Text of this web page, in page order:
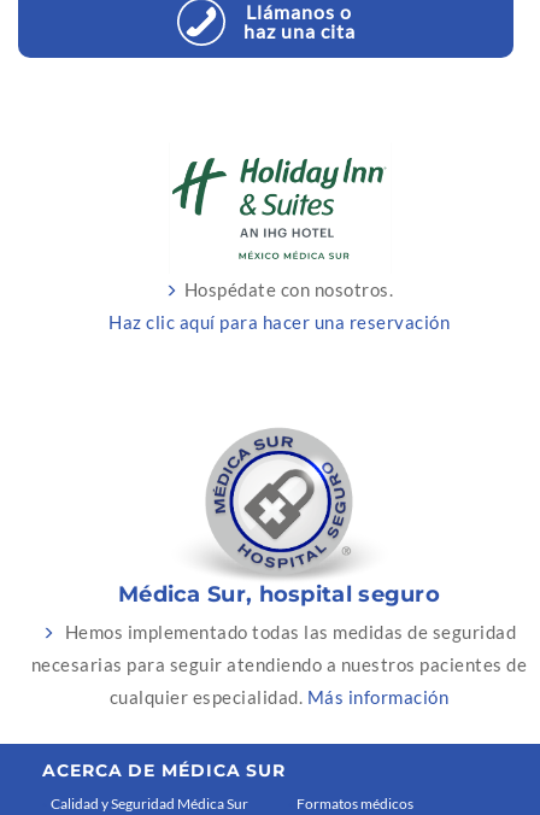
Llámanos o
haz una cita
Hospédate con nosotros.
Haz clic aquí para hacer una reservación
Médica Sur, hospital seguro
Hemos implementado todas las medidas de seguridad
necesarias para seguir atendiendo a nuestros pacientes de
cualquier especialidad. Más información
ACERCA DE MÉDICA SUR
Calidad y Seguridad Médica Sur Formatos médicos